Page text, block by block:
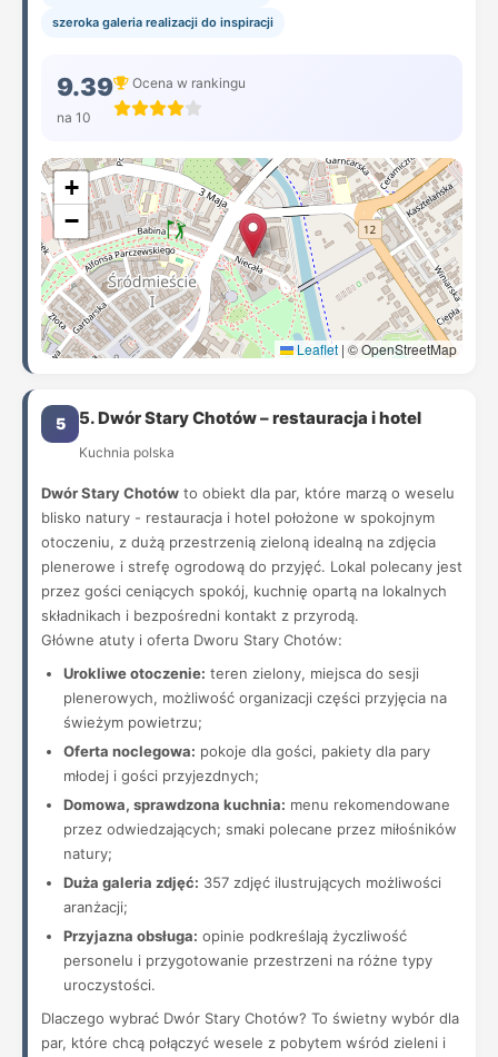
szeroka galeria realizacji do inspiracji
9.39
na 10
Ocena w rankingu
+
−
Leaflet | © OpenStreetMap
5 5. Dwór Stary Chotów – restauracja i hotel
Kuchnia polska
Dwór Stary Chotów to obiekt dla par, które marzą o weselu
blisko natury - restauracja i hotel położone w spokojnym
otoczeniu, z dużą przestrzenią zieloną idealną na zdjęcia
plenerowe i strefę ogrodową do przyjęć. Lokal polecany jest
przez gości ceniących spokój, kuchnię opartą na lokalnych
składnikach i bezpośredni kontakt z przyrodą.
Główne atuty i oferta Dworu Stary Chotów:
Urokliwe otoczenie: teren zielony, miejsca do sesji
plenerowych, możliwość organizacji części przyjęcia na
świeżym powietrzu;
Oferta noclegowa: pokoje dla gości, pakiety dla pary
młodej i gości przyjezdnych;
Domowa, sprawdzona kuchnia: menu rekomendowane
przez odwiedzających; smaki polecane przez miłośników
natury;
Duża galeria zdjęć: 357 zdjęć ilustrujących możliwości
aranżacji;
Przyjazna obsługa: opinie podkreślają życzliwość
personelu i przygotowanie przestrzeni na różne typy
uroczystości.
Dlaczego wybrać Dwór Stary Chotów? To świetny wybór dla
par, które chcą połączyć wesele z pobytem wśród zieleni i